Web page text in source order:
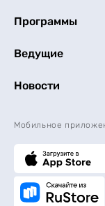
Программы
Ведущие
Новости
Мобильное